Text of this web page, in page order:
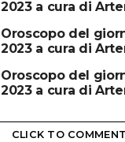
2023 a cura di
Oroscopo del
2023 a cura di
Oroscopo del
2023 a cura di
CLICK TO COMMENT